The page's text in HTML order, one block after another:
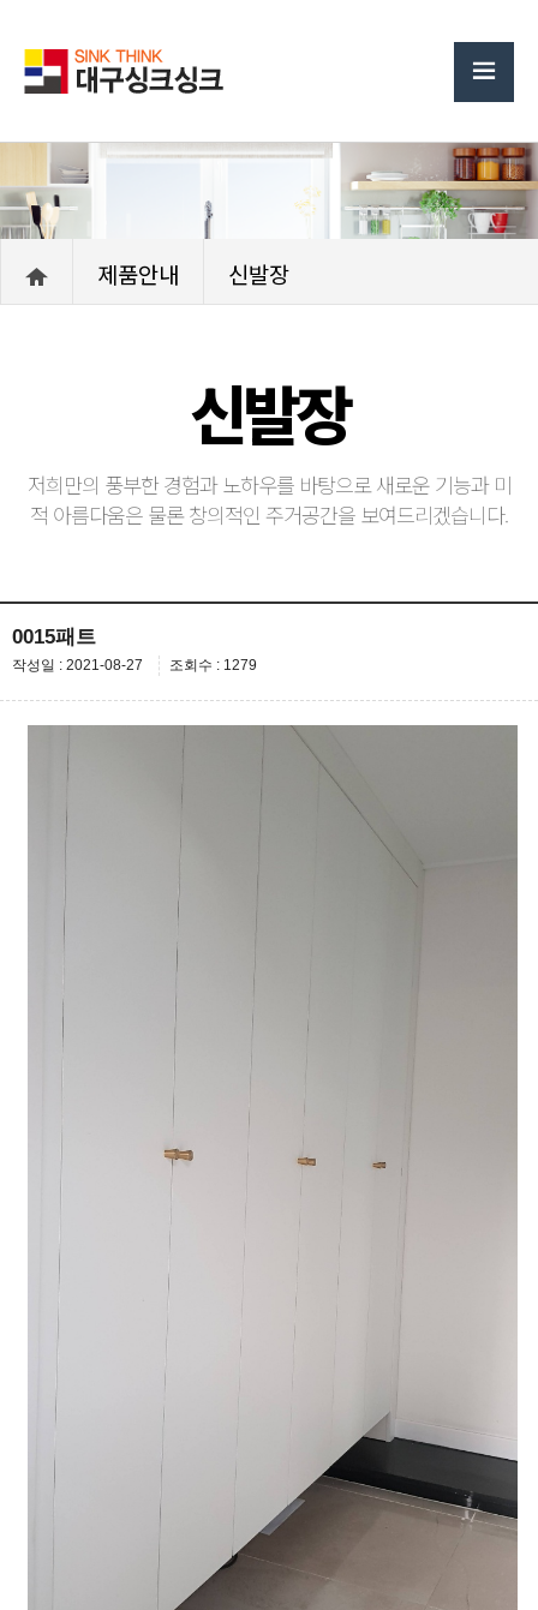
제품안내 신발장
신발장
저희만의 풍부한 경험과 노하우를 바탕으로 새로운 기능과 미
적 아름다움은 물론 창의적인 주거공간을 보여드리겠습니다.
0015패트
작성일 : 2021-08-27 조회수 : 1279